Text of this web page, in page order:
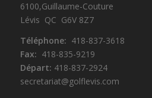
6100,Guillaume-Couture
Lévis QC G6V 8Z7
Téléphone: 418-837-3618
Fax: 418-835-9219
Départ: 418-837-2924
secretariat@golflevis.com